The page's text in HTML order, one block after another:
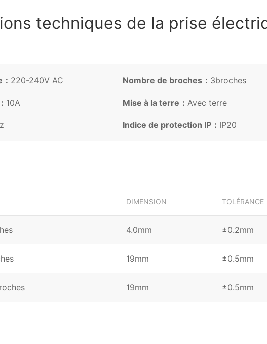
techniques de la prise
220-240V AC
10A
Nombre de broches： 3broches
Mise à la terre： Avec terre
Indice de protection IP： IP20
DIMENSION TOLÉRANCE
4.0mm ±0.2mm
19mm ±0.5mm
19mm ±0.5mm